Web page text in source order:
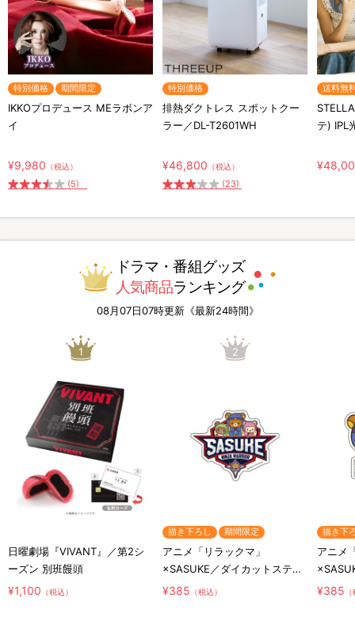
特別価格 期間限定
IKKOプロデュース MEラボンア
イ
¥9,980 （税込）
(5)
特別価格
排熱ダクトレス スポットクー
ラー／DL-T2601WH
¥46,800 （税込）
(23)
送料無
テ) IPL
ドラマ・番組グッズ
人気商品ランキング
08月07日07時更新《最新24時間》
1
日曜劇場『VIVANT』／第2シ
ーズン 別班饅頭
¥1,100 （税込）
2
描き下ろし 期間限定
アニメ「リラックマ」
×SASUKE／ダイカットステッ
カー／コラボロゴ
¥385 （税込）
描き下
アニメ
カー／
¥385